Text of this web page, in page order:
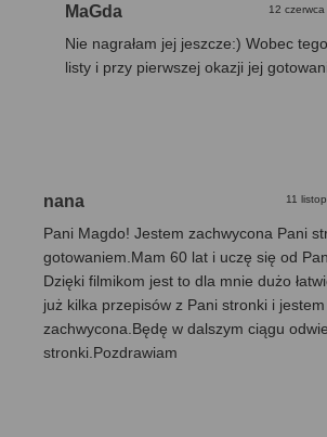
MaGda 12
Nie nagrałam jej jeszcze:) Wobec
listy i przy pierwszej okazji jej
nana 11
Pani Magdo! Jestem zachwycona Pani
gotowaniem.Mam 60 lat i uczę się od
Dzięki filmikom jest to dla mnie dużo
już kilka przepisów z Pani stronki i jestem
zachwycona.Będę w dalszym ciągu
stronki.Pozdrawiam